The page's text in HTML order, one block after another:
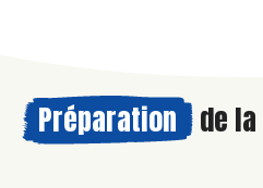
Préparation de la